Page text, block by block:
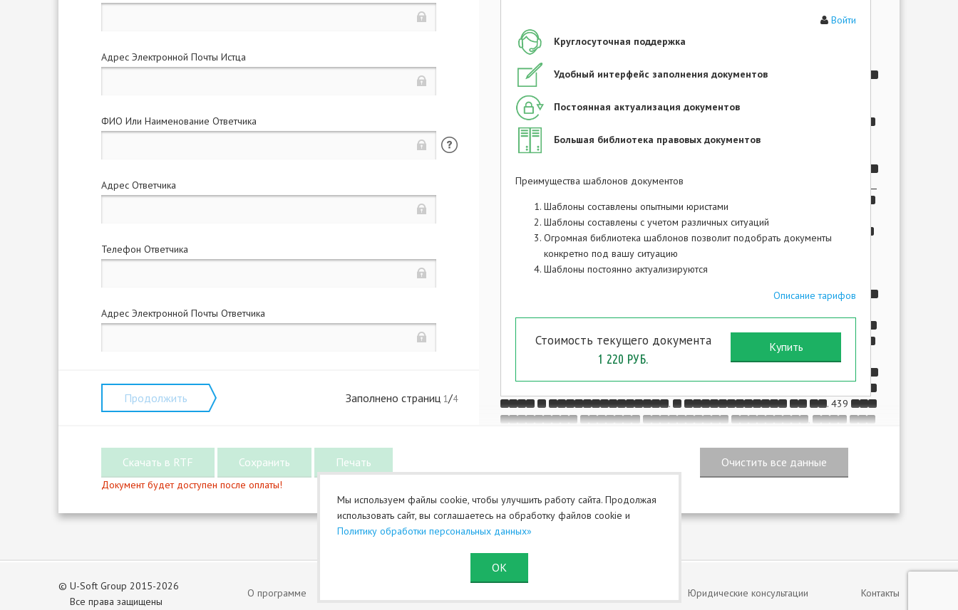
Адрес Электронной Почты Истца
ФИО Или Наименование Ответчика
Адрес Ответчика
Телефон Ответчика
Адрес Электронной Почты Ответчика
Продолжить Заполнено страниц 1/4
.
.
.
,
.
. 439
.
,
(
.
.)
,
,
Войти
Круглосуточная поддержка
Удобный интерфейс заполнения документов
Постоянная актуализация документов
Большая библиотека правовых документов
Преимущества шаблонов документов
Шаблоны составлены опытными юристами
Шаблоны составлены с учетом различных ситуаций
Огромная библиотека шаблонов позволит подобрать документы
конкретно под вашу ситуацию
Шаблоны постоянно актуализируются
Описание тарифов
Стоимость текущего документа
1 220 РУБ.
Документ будет доступен после оплаты!
© U-Soft Group 2015-2026
Все права защищены
О программе Юридические консультации Контакты
Мы используем файлы cookie, чтобы улучшить работу сайта. Продолжая
использовать сайт, вы соглашаетесь на обработку файлов cookie и
Политику обработки персональных данных»
ОК